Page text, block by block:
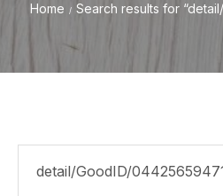
Home / Search results for